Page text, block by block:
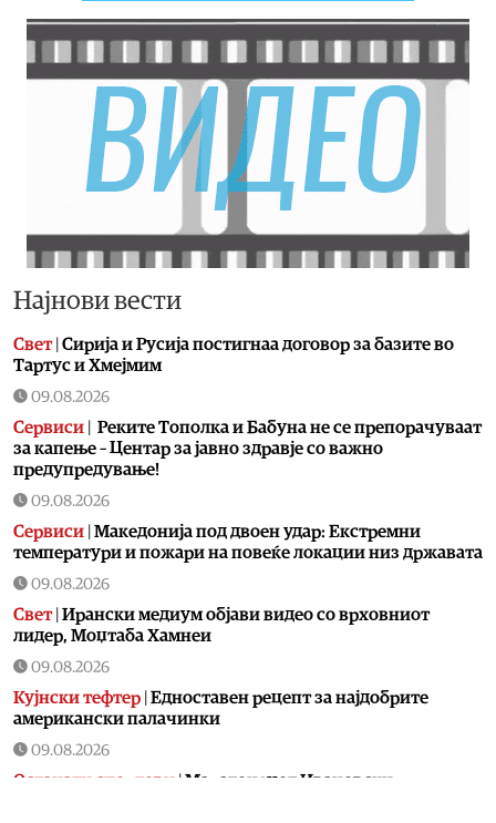
Најнови вести
Свет| Сирија и Русија постигнаа договор за базите во
Тартус и Хмејмим
09.08.2026
Сервиси
Реките Тополка и Бабуна не се препорачуваат
за капење – Центар за јавно здравје со важно
предупредување!
09.08.2026
Сервиси Македонија под двоен удар: Екстремни
температури и пожари на повеќе локации низ државата
09.08.2026
Свет| Ирански медиум објави видео со врховниот
лидер, Моџтаба Хамнеи
09.08.2026
Кујнски тефтер Едноставен рецепт за најдобрите
американски палачинки
09.08.2026
Останати спортови |Маратонецот Ивановски